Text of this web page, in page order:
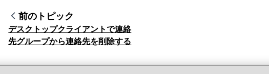
トピックナビゲーション
前のトピック
デスクトップクライアントで連絡
先グループから連絡先を削除する